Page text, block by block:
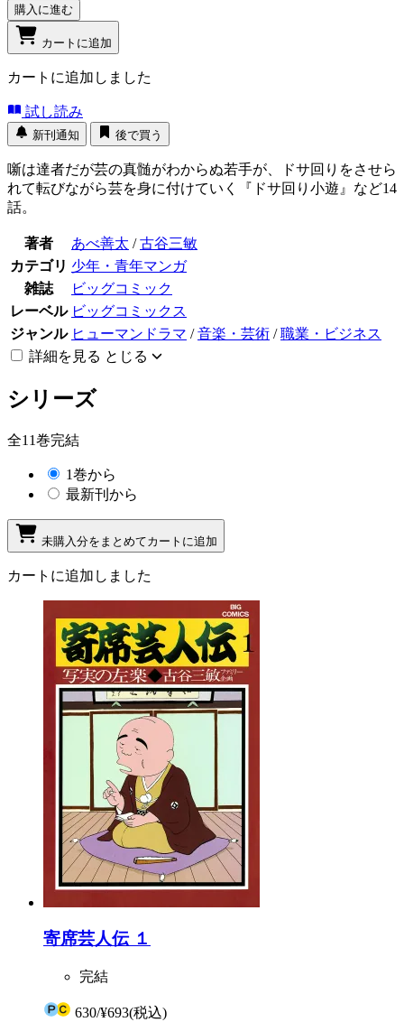
購入に進む
カートに追加
カートに追加しました
試し読み
新刊通知 後で買う
噺は達者だが芸の真髄がわからぬ若手が、ドサ回りをさせら
れて転びながら芸を身に付けていく『ドサ回り小遊』など14
話。
著者 あべ善太 /古谷三敏
カテゴリ 少年・青年マンガ
雑誌
ビッグコミック
レーベル ビッグコミックス
ジャンル ヒューマンドラマ /音楽・芸術 /職業・ビジネス
詳細を見る とじる
シリーズ
全11巻完結
1巻から
最新刊から
未購入分をまとめてカートに追加
カートに追加しました
寄席芸人伝 １
完結
630/¥693(税込)